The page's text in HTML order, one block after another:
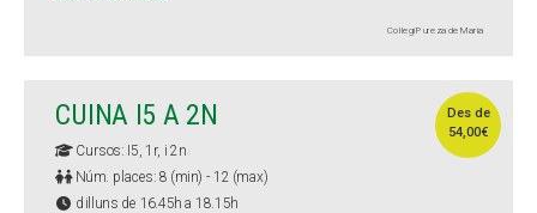
Col·legi Pureza de María
Des de
54,00€
CUINA I5 A 2N
Cursos: I5, 1r, i 2n
Núm. places: 8 (min) - 12 (max)
dilluns de 16.45h a 18.15h